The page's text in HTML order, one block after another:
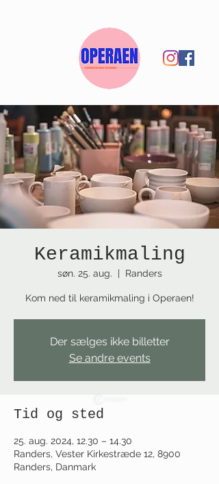
Keramikmaling
søn. 25. aug.
  |
Randers
Kom ned til keramikmaling i Operaen!
Der sælges ikke billetter
Se andre events
Tid og sted
25. aug. 2024, 12.30 – 14.30
Randers, Vester Kirkestræde 12, 8900
Randers, Danmark